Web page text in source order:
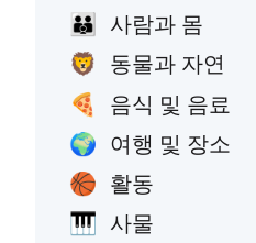
👪 사람과 몸
🦁 동물과 자연
🍕 음식 및 음료
🌍 여행 및 장소
🏀 활동
🎹 사물